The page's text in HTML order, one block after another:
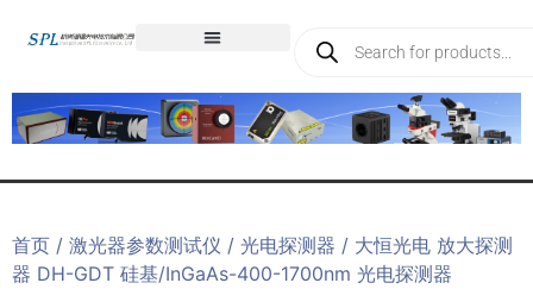
首页 / 激光器参数测试仪 / 光电探测器 / 大恒光电 放大探测
器 DH-GDT 硅基/InGaAs-400-1700nm 光电探测器